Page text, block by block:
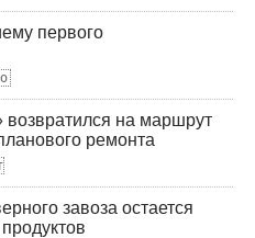
первого
на маршрут
ремонта
завоза остается